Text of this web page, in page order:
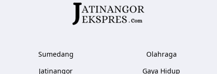
Sumedang
Jatinangor
Olahraga
Gaya Hidup